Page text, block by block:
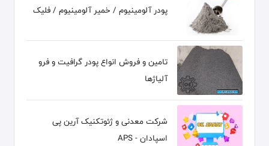
پودر آلومینیوم / خمیر آلومینیوم / فلیک
تامین و فروش انواع پودر گرافیت و فرو
آلیاژها
شرکت معدنی و ژئوتکنیک آرین پی
اسپادان - APS